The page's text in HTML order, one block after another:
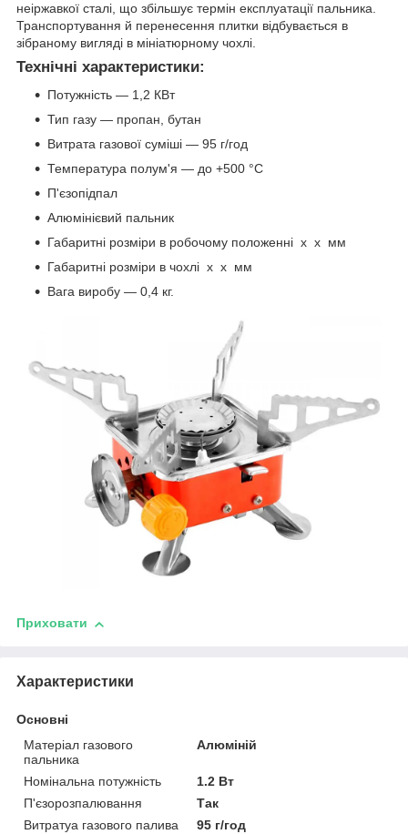
неіржавкої сталі, що збільшує термін експлуатації пальника.
Транспортування й перенесення плитки відбувається в
зібраному вигляді в мініатюрному чохлі.
Технічні характеристики:
Потужність — 1,2 КВт
Тип газу — пропан, бутан
Витрата газової суміші — 95 г/год
Температура полум'я — до +500 °C
П'єзопідпал
Алюмінієвий пальник
Габаритні розміри в робочому положенні х х мм
Габаритні розміри в чохлі х х мм
Вага виробу — 0,4 кг.
Приховати
Характеристики
Основні
Матеріал газового
пальника
Алюміній
Номінальна потужність
1.2 Вт
П'єзорозпалювання
Так
Витратуа газового палива
95 г/год